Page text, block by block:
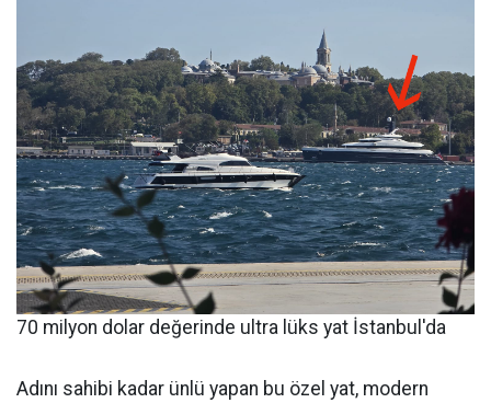
70 milyon dolar değerinde ultra lüks yat İstanbul'da
Adını sahibi kadar ünlü yapan bu özel yat, modern